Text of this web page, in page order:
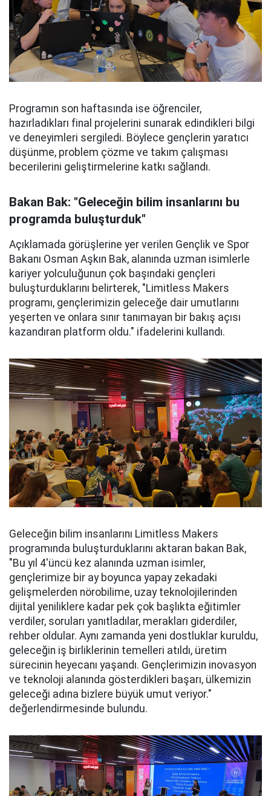
Programın son haftasında ise öğrenciler,
hazırladıkları final projelerini sunarak edindikleri bilgi
ve deneyimleri sergiledi. Böylece gençlerin yaratıcı
düşünme, problem çözme ve takım çalışması
becerilerini geliştirmelerine katkı sağlandı.
Bakan Bak: "Geleceğin bilim insanlarını bu
programda buluşturduk"
Açıklamada görüşlerine yer verilen Gençlik ve Spor
Bakanı Osman Aşkın Bak, alanında uzman isimlerle
kariyer yolculuğunun çok başındaki gençleri
buluşturduklarını belirterek, "Limitless Makers
programı, gençlerimizin geleceğe dair umutlarını
yeşerten ve onlara sınır tanımayan bir bakış açısı
kazandıran platform oldu." ifadelerini kullandı.
Geleceğin bilim insanlarını Limitless Makers
programında buluşturduklarını aktaran bakan Bak,
"Bu yıl 4'üncü kez alanında uzman isimler,
gençlerimize bir ay boyunca yapay zekadaki
gelişmelerden nörobilime, uzay teknolojilerinden
dijital yeniliklere kadar pek çok başlıkta eğitimler
verdiler, soruları yanıtladılar, merakları giderdiler,
rehber oldular. Aynı zamanda yeni dostluklar kuruldu,
geleceğin iş birliklerinin temelleri atıldı, üretim
sürecinin heyecanı yaşandı. Gençlerimizin inovasyon
ve teknoloji alanında gösterdikleri başarı, ülkemizin
geleceği adına bizlere büyük umut veriyor."
değerlendirmesinde bulundu.